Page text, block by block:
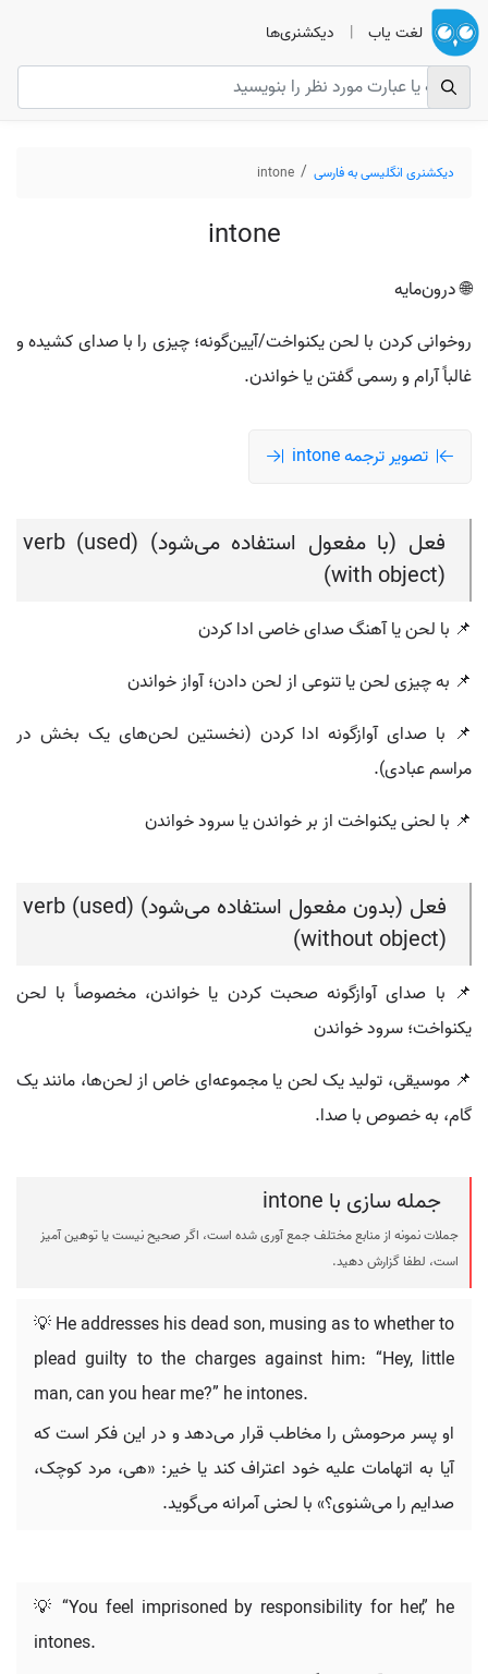
لغت یاب | دیکشنری‌ها
دیکشنری انگلیسی به فارسی intone
intone
🌐 درون‌مایه
روخوانی کردن با لحن یکنواخت/آیین‌گونه؛ چیزی را با صدای کشیده و
غالباً آرام و رسمی گفتن یا خواندن.
تصویر ترجمه intone
فعل (با مفعول استفاده می‌شود) (verb (used
with object))
📌 با لحن یا آهنگ صدای خاصی ادا کردن
📌 به چیزی لحن یا تنوعی از لحن دادن؛ آواز خواندن
📌 با صدای آوازگونه ادا کردن (نخستین لحن‌های یک بخش در
مراسم عبادی).
📌 با لحنی یکنواخت از بر خواندن یا سرود خواندن
فعل (بدون مفعول استفاده می‌شود) (verb (used
without object))
📌 با صدای آوازگونه صحبت کردن یا خواندن، مخصوصاً با لحن
یکنواخت؛ سرود خواندن
📌 موسیقی، تولید یک لحن یا مجموعه‌ای خاص از لحن‌ها، مانند یک
گام، به خصوص با صدا.
جمله سازی با intone
جملات نمونه از منابع مختلف جمع آوری شده است، اگر صحیح نیست یا توهین آمیز
است، لطفا گزارش دهید.
💡 He addresses his dead son, musing as to whether to
plead guilty to the charges against him: “Hey, little
man, can you hear me?” he intones.
او پسر مرحومش را مخاطب قرار می‌دهد و در این فکر است که
آیا به اتهامات علیه خود اعتراف کند یا خیر: «هی، مرد کوچک،
صدایم را می‌شنوی؟» با لحنی آمرانه می‌گوید.
💡 “You feel imprisoned by responsibility for her,” he
intones.